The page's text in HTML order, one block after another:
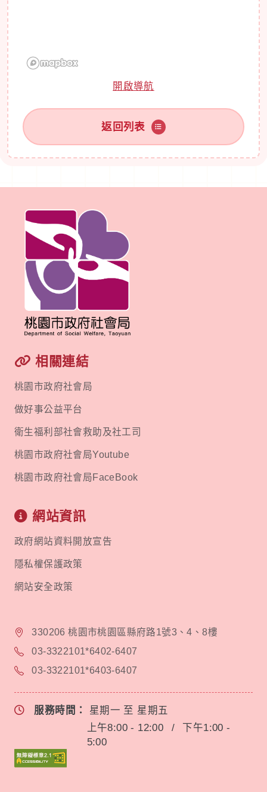
開啟導航
返回列表
相關連結
桃園市政府社會局
做好事公益平台
衛生福利部社會救助及社工司
桃園市政府社會局Youtube
桃園市政府社會局FaceBook
網站資訊
政府網站資料開放宣告
隱私權保護政策
網站安全政策
330206 桃園市桃園區縣府路1號3、4、8樓
03-3322101*6402-6407
03-3322101*6403-6407
服務時間： 星期一 至 星期五
上午8:00 - 12:00
/
下午1:00 -
5:00